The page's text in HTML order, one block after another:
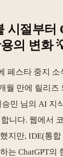
시절부터
의 변화
페스타 중지 소
월 만에 릴리즈
민 님의 AI 지
니다. 웹에서
지만, IDE(통합
는 ChatGPT의